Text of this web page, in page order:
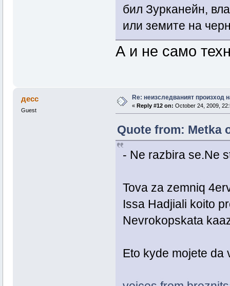
бил Зурканейн,
или земите на
А и не само
десс
Guest
Re: неизследваният произход
« Reply #12 on: October 24, 2009,
Quote from: Metka
- Ne razbira se.Ne
Tova za zemniq
Issa Hadjiali koito
Nevrokopskata
Eto kyde mojete da